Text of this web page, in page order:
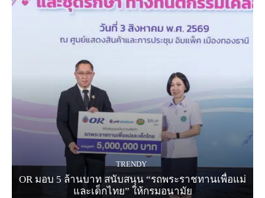
TRENDY
OR มอบ 5 ล้านบาท สนับสนุน “รถพระราชทานเพื่อแม่
และเด็กไทย” ให้กรมอนามัย